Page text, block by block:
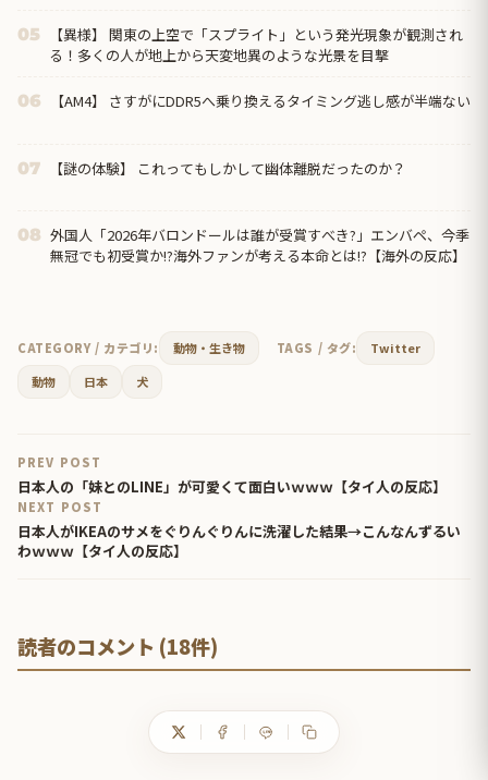
05
【異様】 関東の上空で「スプライト」という発光現象が観測され
る！多くの人が地上から天変地異のような光景を目撃
06 【AM4】 さすがにDDR5へ乗り換えるタイミング逃し感が半端ない
07 【謎の体験】 これってもしかして幽体離脱だったのか？
08 外国人「2026年バロンドールは誰が受賞すべき?」エンバペ、今季
無冠でも初受賞か!?海外ファンが考える本命とは!?【海外の反応】
CATEGORY / カテゴリ: 動物・生き物 TAGS / タグ:
Twitter
動物
日本 犬
PREV POST
日本人の「妹とのLINE」が可愛くて面白いｗｗｗ【タイ人の反応】
NEXT POST
日本人がIKEAのサメをぐりんぐりんに洗濯した結果→こんなんずるい
わｗｗｗ【タイ人の反応】
読者のコメント (18件)